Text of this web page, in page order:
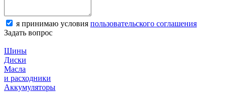
я принимаю условия пользовательского соглашения
Задать вопрос
Шины
Диски
Масла
и расходники
Аккумуляторы